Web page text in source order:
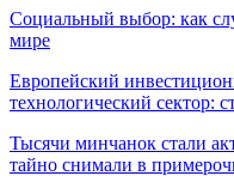
Социальный выбор: как
мире
Европейский
технологический сектор:
Тысячи минчанок стали
тайно снимали в